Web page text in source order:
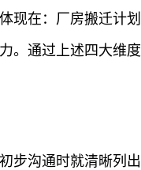
在：厂房搬迁计
通过上述四大维
沟通时就清晰列